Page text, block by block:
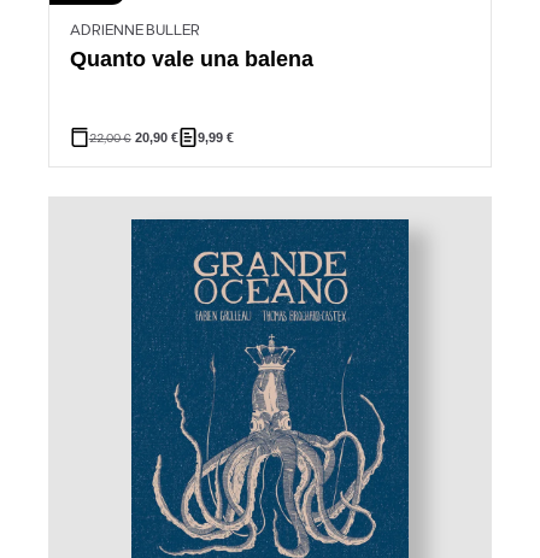
ADRIENNE BULLER
Quanto vale una balena
22,00€ 20,90 € 9,99 €